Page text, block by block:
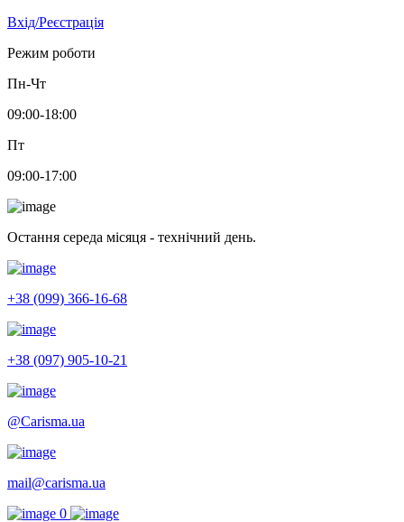
Вхід/Реєстрація
Режим роботи
Пн-Чт
09:00-18:00
Пт
09:00-17:00
Остання середа місяця - технічний день.
+38 (099) 366-16-68
+38 (097) 905-10-21
@Carisma.ua
mail@carisma.ua
0